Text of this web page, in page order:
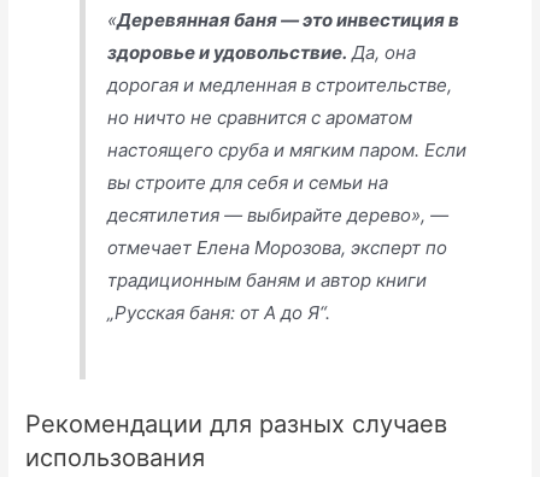
«Деревянная баня — это инвестиция в
здоровье и удовольствие. Да, она
дорогая и медленная в строительстве,
но ничто не сравнится с ароматом
настоящего сруба и мягким паром. Если
вы строите для себя и семьи на
десятилетия — выбирайте дерево», —
отмечает Елена Морозова, эксперт по
традиционным баням и автор книги
„Русская баня: от А до Я“.
Рекомендации для разных случаев
использования